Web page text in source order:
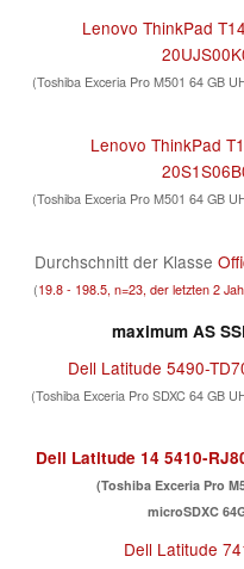
Lenovo ThinkPad
(Toshiba Exceria Pro M501 64 GB
Lenovo ThinkPad
(Toshiba Exceria Pro M501 64 GB
Durchschnitt der Klasse
(19.8 - 198.5, n=23, der letzten 2
maximum AS
Dell Latitude 5490-
(Toshiba Exceria Pro SDXC 64 GB
Dell Latitude 14 5410-
(Toshiba Exceria Pro
microSDXC
Dell Latitude